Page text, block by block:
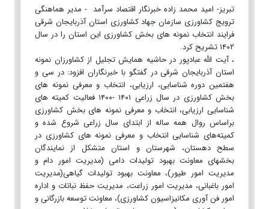
تبریز- امید محمد زاده خبرنگار اقتصاد سرآمد - مدیر هماهنگی
ترویج کشاورزی سازمان جهاد کشاورزی استان آذربایجان شرقی
فرایند انتخاب نمونه های بخش کشاورزی این استان را در سال
۱۴۰۲ تشریح کرد.
، آیت الله عبادپور در حاشیه همایش تجلیل از کشاورزان نمونه
استان آذربایجان شرقی در گفتگو با خبرنگاران افزود: در سی و
هفتمین دوره شناسایی، ارزیابی، انتخاب و معرفی نمونه های
بخش کشاورزی در سال زراعی ۱۴۰۱ -۱۴۰۰ فعالیت کمیته های
شناسایی ارزیابی، انتخاب و معرفی نمونه های بخش کشاورزی
براساس روال همه ساله از ابتدای سال زراعی شروع شده و
کمیته‌های شناسایی انتخاب و معرفی نمونه های کشاورزی در
سطح دهستان، شهرستان و استان متشکل از نمایندگان
بخشهای معاونت بهبود تولیدات دامی (مدیریت امور دام و
مدیریت امور طيور)، معاونت بهبود تولیدات گیاهی(مدیریت
امور باغبانی، مدیریت امور زراعت، مدیریت حفظ نباتات و اداره
امور فن آوری مکانیزاسیون کشاورزی)، معاونت توسعه بازرگانی و